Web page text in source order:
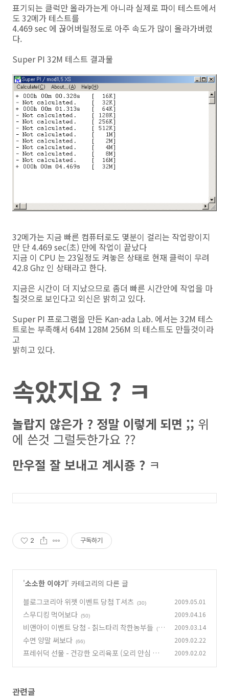
표기되는 클럭만 올라가는게 아니라 실제로 파이 테스트에서
도 32메가 테스트를
4.469 sec 에 끊어버릴정도로 아주 속도가 많이 올라가버렸
다.
Super PI 32M 테스트 결과물
32메가는 지금 빠른 컴퓨터로도 몇분이 걸리는 작업량이지
만 단 4.469 sec(초) 만에 작업이 끝났다
지금 이 CPU 는 23일정도 켜놓은 상태로 현재 클럭이 무려
42.8 Ghz 인 상태라고 한다.
지금은 시간이 더 지났으므로 좀더 빠른 시간안에 작업을 마
칠것으로 보인다고 외신은 밝히고 있다.
Super PI 프로그램을 만든 Kan-ada Lab. 에서는 32M 테스
트로는 부족해서 64M 128M 256M 의 테스트도 만들것이라
고
밝히고 있다.
속았지요 ? ㅋ
놀랍지 않은가 ? 정말 이렇게 되면 ;; 위
에 쓴것 그럴듯한가요 ??
만우절 잘 보내고 계시죵 ? ㅋ
2 구독하기
'소소한 이야기' 카테고리의 다른 글
블로그코리아 위젯 이벤트 당첨 T셔츠
(30) 2009.05.01
스무디킹 먹어보다 (50) 2009.04.16
비앤아이 이벤트 당첨 - 칡느타리 착한농부들
(1
7)
2009.03.14
수면 양말 써보다 (66) 2009.02.22
프레쉬덕 선물 - 건강한 오리육포 (오리 안심 육
2009.02.02
관련글